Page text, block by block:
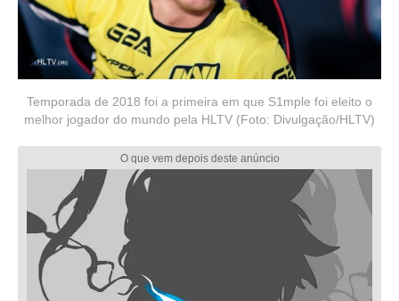
Temporada de 2018 foi a primeira em que S1mple foi eleito o
melhor jogador do mundo pela HLTV (Foto: Divulgação/HLTV)